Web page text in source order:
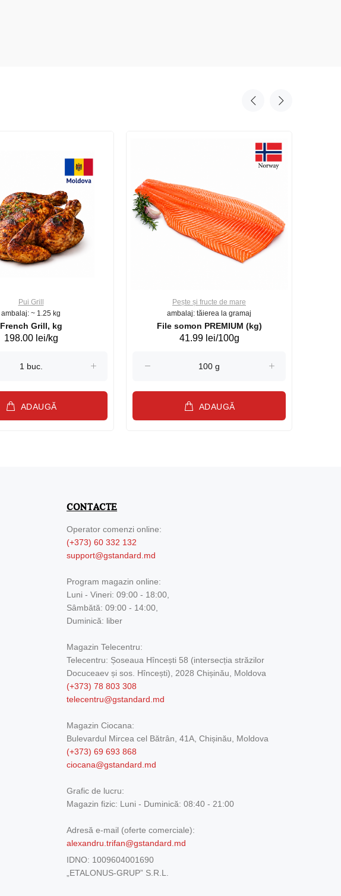
Pui Grill
ambalaj: ~ 1.25 kg
French Grill, kg
198.00 lei/kg
ADAUGĂ
Pește și fructe de mare
ambalaj: tăierea la gramaj
File somon PREMIUM (kg)
41.99 lei/100g
ADAUGĂ
CONTACTE
Operator comenzi online:
(+373) 60 332 132
support@gstandard.md
Program magazin online:
Luni - Vineri: 09:00 - 18:00,
Sâmbătă: 09:00 - 14:00,
Duminică: liber
Magazin Telecentru:
Telecentru: Șoseaua Hîncești 58 (intersecția străzilor
Docuceaev și sos. Hîncești), 2028 Chișinău, Moldova
(+373) 78 803 308
telecentru@gstandard.md
Magazin Ciocana:
Bulevardul Mircea cel Bătrân, 41A, Chișinău, Moldova
(+373) 69 693 868
ciocana@gstandard.md
Grafic de lucru:
Magazin fizic: Luni - Duminică: 08:40 - 21:00
Adresă e-mail (oferte comerciale):
alexandru.trifan@gstandard.md
IDNO: 1009604001690
„ETALONUS-GRUP” S.R.L.